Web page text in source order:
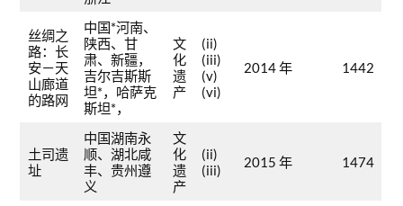
丝绸之
路：长
安－天
山廊道
的路网
中国*河南、
陕西、甘
肃、新疆，
吉尔吉斯斯
坦*，哈萨克
斯坦*，
文
化
遗
产
(ii)
(iii)
(v)
(vi)
2014 年 1442
土司遗
址
中国湖南永
顺、湖北咸
丰、贵州遵
义
文
化
遗
产
(ii)
(iii)
2015 年 1474